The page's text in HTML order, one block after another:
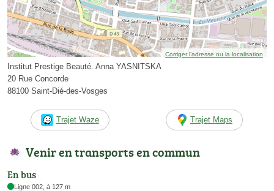
Corriger l’adresse ou la localisation
Institut Prestige Beauté. Anna YASNITSKA
20 Rue Concorde
88100 Saint-Dié-des-Vosges
Trajet Waze Trajet Maps
Venir en transports en commun
En bus
Ligne 002, à 127 m